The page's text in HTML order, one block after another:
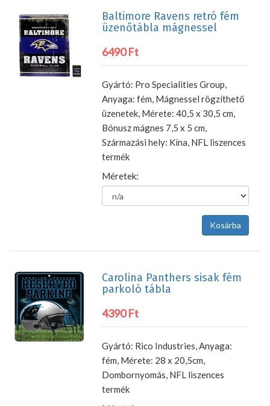
Baltimore Ravens retró fém
üzenőtábla mágnessel
6490 Ft
Gyártó: Pro Specialities Group,
Anyaga: fém, Mágnessel rögzíthető
üzenetek, Mérete: 40,5 x 30,5 cm,
Bónusz mágnes 7,5 x 5 cm,
Származási hely: Kína, NFL liszences
termék
Méretek:
Carolina Panthers sisak fém
parkoló tábla
4390 Ft
Gyártó: Rico Industries, Anyaga:
fém, Mérete: 28 x 20,5cm,
Dombornyomás, NFL liszences
termék